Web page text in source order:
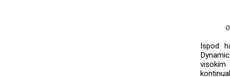
Ispod
visokim